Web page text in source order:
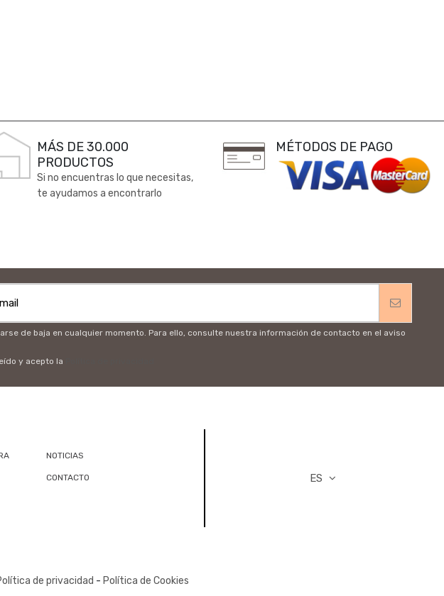
MÁS DE 30.000
PRODUCTOS
Si no encuentras lo que necesitas,
te ayudamos a encontrarlo
MÉTODOS DE PAGO
de baja en cualquier momento. Para ello, consulte nuestra información de contacto en el aviso
y acepto la
NOTICIAS
CONTACTO ES
de privacidad - Política de Cookies